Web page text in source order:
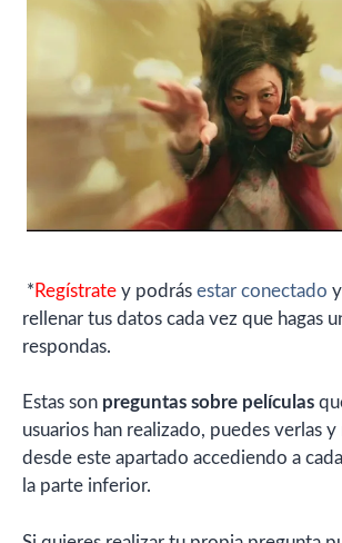
* Regístrate y podrás estar conectado
rellenar tus datos cada vez que hagas
respondas.
Estas son preguntas sobre películas
usuarios han realizado, puedes verlas
desde este apartado accediendo a
la parte inferior.